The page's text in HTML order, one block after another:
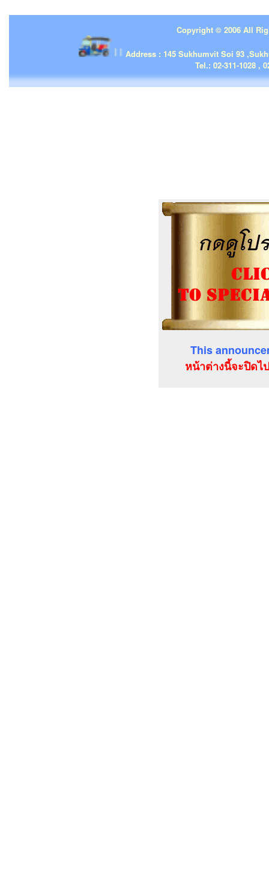
This
หน้าต่างนี้จะปิดไ
Copyright © 2006 All
| | | Address : 145 Sukhumvit Soi 93
Tel.: 02-311-1028 ,